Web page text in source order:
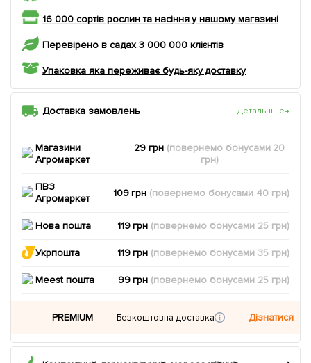
16 000 сортів рослин та насіння у нашому магазині
Перевірено в садах 3 000 000 клієнтів
Упаковка яка переживає будь-яку доставку
Доставка замовлень Детальніше→
Магазини
Агромаркет
29 грн (повернемобонусами 20
грн)
ПВЗ
Агромаркет
109 грн (повернемо бонусами 40 грн)
Нова пошта 119 грн (повернемо бонусами 25 грн)
Укрпошта 119 грн (повернемо бонусами35 грн)
Meest пошта 99 грн (повернемо бонусами 25 грн)
PREMIUM Безкоштовна доставка Дізнатися